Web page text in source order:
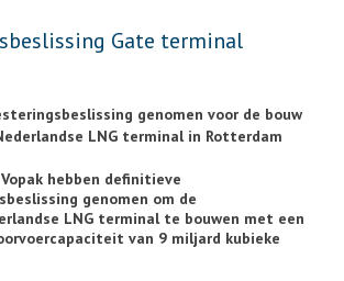
Gate terminal
genomen voor de bouw
LNG terminal in Rotterdam
hebben definitieve
genomen om de
LNG terminal te bouwen met een
van 9 miljard kubieke